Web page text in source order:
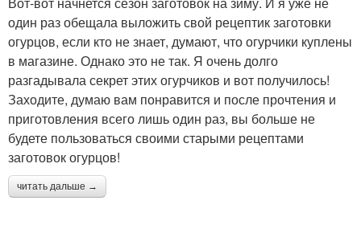
один раз обещала выложить свой рецептик заготовки
огурцов, если кто не знает, думают, что огурчики куплены
в магазине. Однако это не так. Я очень долго
разгадывала секрет этих огурчиков и вот получилось!
Заходите, думаю вам понравится и после прочтения и
приготовления всего лишь один раз, вы больше не
будете пользоваться своими старыми рецептами
заготовок огурцов!
читать дальше →